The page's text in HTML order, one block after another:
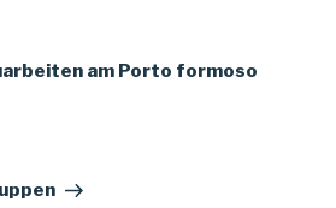
am Porto formoso